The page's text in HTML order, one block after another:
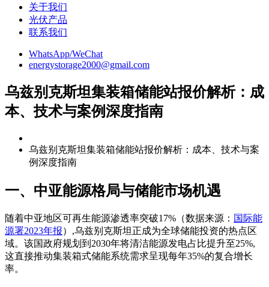
关于我们
光伏产品
联系我们
WhatsApp/WeChat
energystorage2000@gmail.com
乌兹别克斯坦集装箱储能站报价解析：成
本、技术与案例深度指南
乌兹别克斯坦集装箱储能站报价解析：成本、技术与案
例深度指南
一、中亚能源格局与储能市场机遇
随着中亚地区可再生能源渗透率突破17%（数据来源： 国际能
源署2023年报）,乌兹别克斯坦正成为全球储能投资的热点区
域。该国政府规划到2030年将清洁能源发电占比提升至25%,
这直接推动集装箱式储能系统需求呈现每年35%的复合增长
率。